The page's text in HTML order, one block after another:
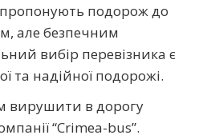
подорож до
але безпечним
вибір перевізника є
та надійної подорожі.
вирушити в дорогу
“Crimea-bus”.